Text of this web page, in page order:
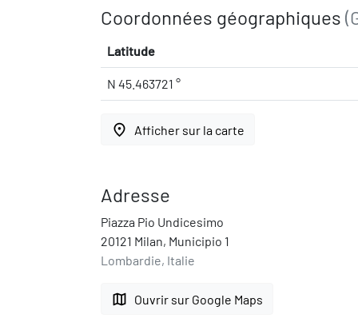
Coordonnées géographiques
Latitude
N 45.463721 °
place Afficher sur la carte
Adresse
Piazza Pio Undicesimo
20121 Milan, Municipio 1
Lombardie, Italie
map Ouvrir sur Google Maps